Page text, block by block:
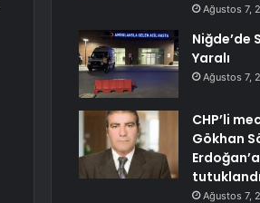
Ağustos 7,
Niğde’de
Yaralı
Ağustos 7,
CHP’li
Gökhan
tutuklandı
Ağustos 7,